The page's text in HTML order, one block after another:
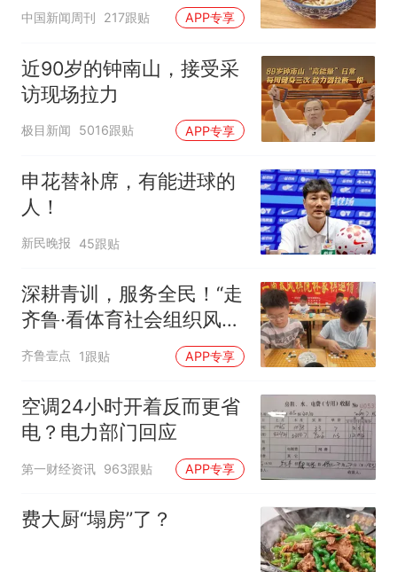
中国新闻周刊 217跟贴 APP专享
近90岁的钟南山，接受采
访现场拉力
极目新闻 5016跟贴 APP专享
申花替补席，有能进球的
人！
新民晚报 45跟贴
深耕青训，服务全民！“走
齐鲁·看体育社会组织风
采”走进沂水
齐鲁壹点 1跟贴 APP专享
空调24小时开着反而更省
电？电力部门回应
第一财经资讯 963跟贴 APP专享
费大厨“塌房”了？